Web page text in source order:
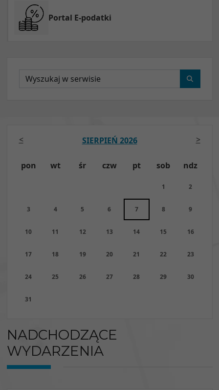
Portal E-podatki
Wyszukaj
SIERPIEŃ 2026
pon wt śr czw pt sob ndz
1 2
3 4 5 6 7 8 9
10 11 12 13 14 15 16
17 18 19 20 21 22 23
24 25 26 27 28 29 30
31
< >
NADCHODZĄCE
WYDARZENIA